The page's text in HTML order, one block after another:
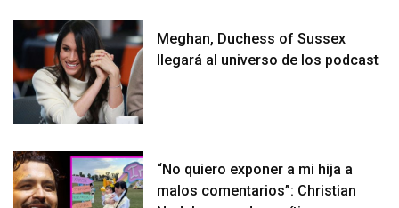
Meghan, Duchess of Sussex
llegará al universo de los podcast
“No quiero exponer a mi hija a
malos comentarios”: Christian